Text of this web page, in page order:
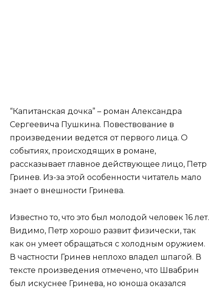
“Капитанская дочка” – роман Александра
Сергеевича Пушкина. Повествование в
произведении ведется от первого лица. О
событиях, происходящих в романе,
рассказывает главное действующее лицо, Петр
Гринев. Из-за этой особенности читатель мало
знает о внешности Гринева.
Известно то, что это был молодой человек 16 лет.
Видимо, Петр хорошо развит физически, так
как он умеет обращаться с холодным оружием.
В частности Гринев неплохо владел шпагой. В
тексте произведения отмечено, что Швабрин
был искуснее Гринева, но юноша оказался